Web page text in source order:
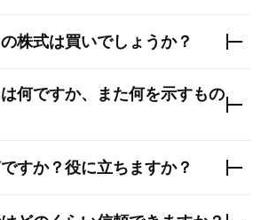
の株式は買いでしょうか？
何ですか、また何を示すもの
すか？役に立ちますか？